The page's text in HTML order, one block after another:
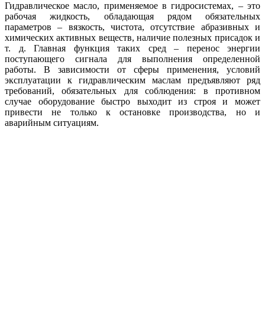
Гидравлическое масло, применяемое в гидросистемах, – это
рабочая жидкость, обладающая рядом обязательных
параметров – вязкость, чистота, отсутствие абразивных и
химических активных веществ, наличие полезных присадок и
т. д. Главная функция таких сред – перенос энергии
поступающего сигнала для выполнения определенной
работы. В зависимости от сферы применения, условий
эксплуатации к гидравлическим маслам предъявляют ряд
требований, обязательных для соблюдения: в противном
случае оборудование быстро выходит из строя и может
привести не только к остановке производства, но и
аварийным ситуациям.